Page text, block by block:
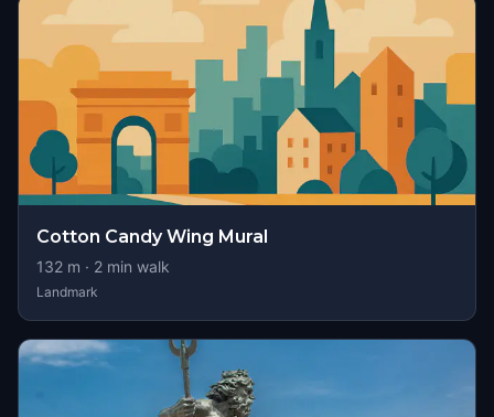
Cotton Candy Wing Mural
132 m · 2 min walk
Landmark